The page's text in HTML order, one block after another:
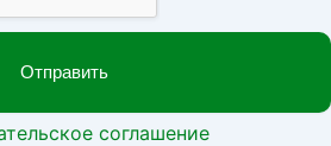
соглашение